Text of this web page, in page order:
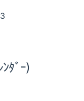
ﾀﾞｰ)